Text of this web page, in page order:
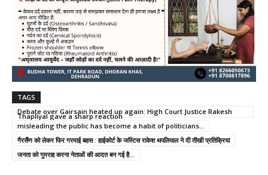
TAGS
Debate over Gairsain heated up again: High Court Justice Rakesh
Thapliyal gave a sharp reaction
misleading the public has become a habit of politicians...
गैरसैंण को लेकर फिर गरमाई बहस : हाईकोर्ट के जस्टिस राकेश थपलियाल ने दी तीखी प्रतिक्रिया
जनता को गुमराह करना नेताओं की आदत बन गई है...